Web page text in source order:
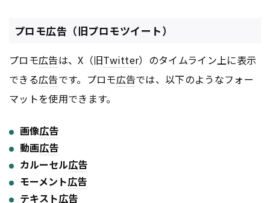
プロモ広告（旧プロモツイート）
プロモ広告は、X（旧Twitter）のタイムライン上に表示
できる広告です。プロモ広告では、以下のようなフォー
マットを使用できます。
画像広告
動画広告
カルーセル広告
モーメント広告
テキスト広告